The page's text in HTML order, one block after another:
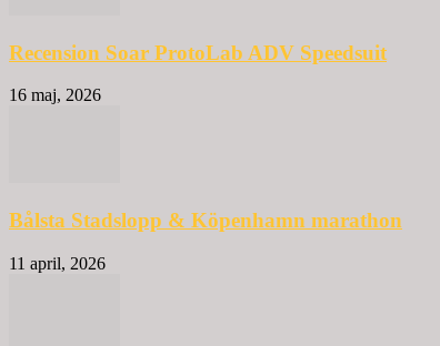
Recension Soar ProtoLab ADV Speedsuit
16 maj, 2026
Bålsta Stadslopp & Köpenhamn marathon
11 april, 2026